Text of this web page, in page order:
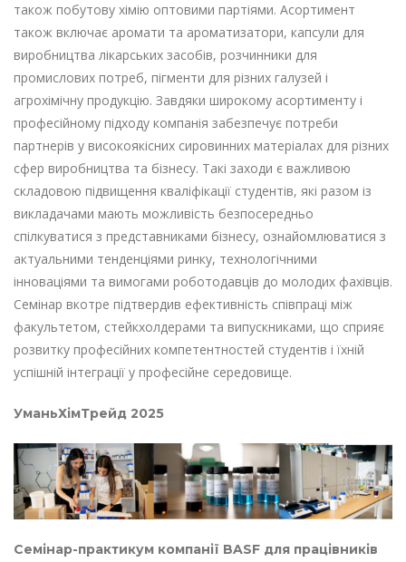
також побутову хімію оптовими партіями. Асортимент
також включає аромати та ароматизатори, капсули для
виробництва лікарських засобів, розчинники для
промислових потреб, пігменти для різних галузей і
агрохімічну продукцію. Завдяки широкому асортименту і
професійному підходу компанія забезпечує потреби
партнерів у високоякісних сировинних матеріалах для різних
сфер виробництва та бізнесу. Такі заходи є важливою
складовою підвищення кваліфікації студентів, які разом із
викладачами мають можливість безпосередньо
спілкуватися з представниками бізнесу, ознайомлюватися з
актуальними тенденціями ринку, технологічними
інноваціями та вимогами роботодавців до молодих фахівців.
Семінар вкотре підтвердив ефективність співпраці між
факультетом, стейкхолдерами та випускниками, що сприяє
розвитку професійних компетентностей студентів і їхній
успішній інтеграції у професійне середовище.
УманьХімТрейд 2025
Семінар-практикум компанії BASF для працівників